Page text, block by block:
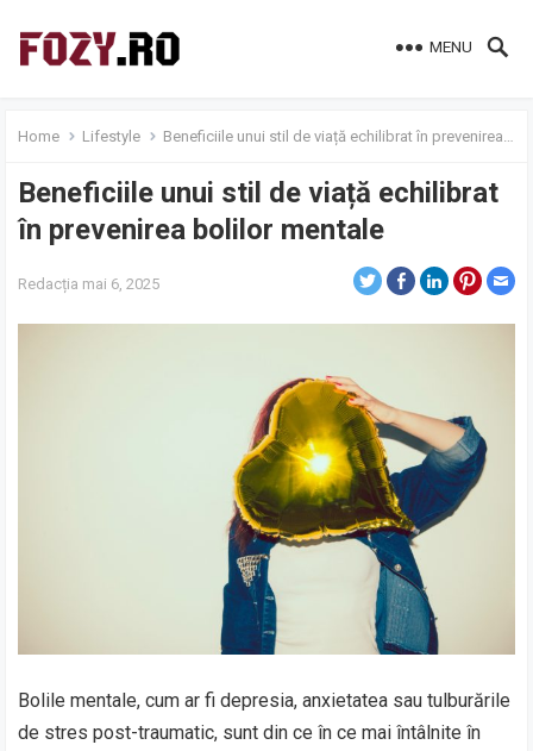
MENU
Home Lifestyle Beneficiile unui stil de viață echilibrat în prevenirea bolilor mentale
Beneficiile unui stil de viață echilibrat
în prevenirea bolilor mentale
Redacția mai 6, 2025
Bolile mentale, cum ar fi depresia, anxietatea sau tulburările
de stres post-traumatic, sunt din ce în ce mai întâlnite în